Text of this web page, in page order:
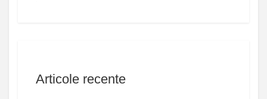
Articole recente